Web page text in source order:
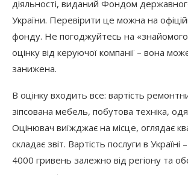
діяльності, виданий Фондом
України. Перевірити це можна на
фонду. Не погоджуйтесь на
оцінку від керуючої компанії – вона
занижена.
В оцінку входить все: вартість
зіпсована мебель, побутова техніка,
Оцінювач виїжджає на місце, оглядає
складає звіт. Вартість послуги в Україні
4000 гривень залежно від регіону та